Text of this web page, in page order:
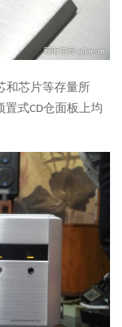
和芯片等存量所
置式CD仓面板上均